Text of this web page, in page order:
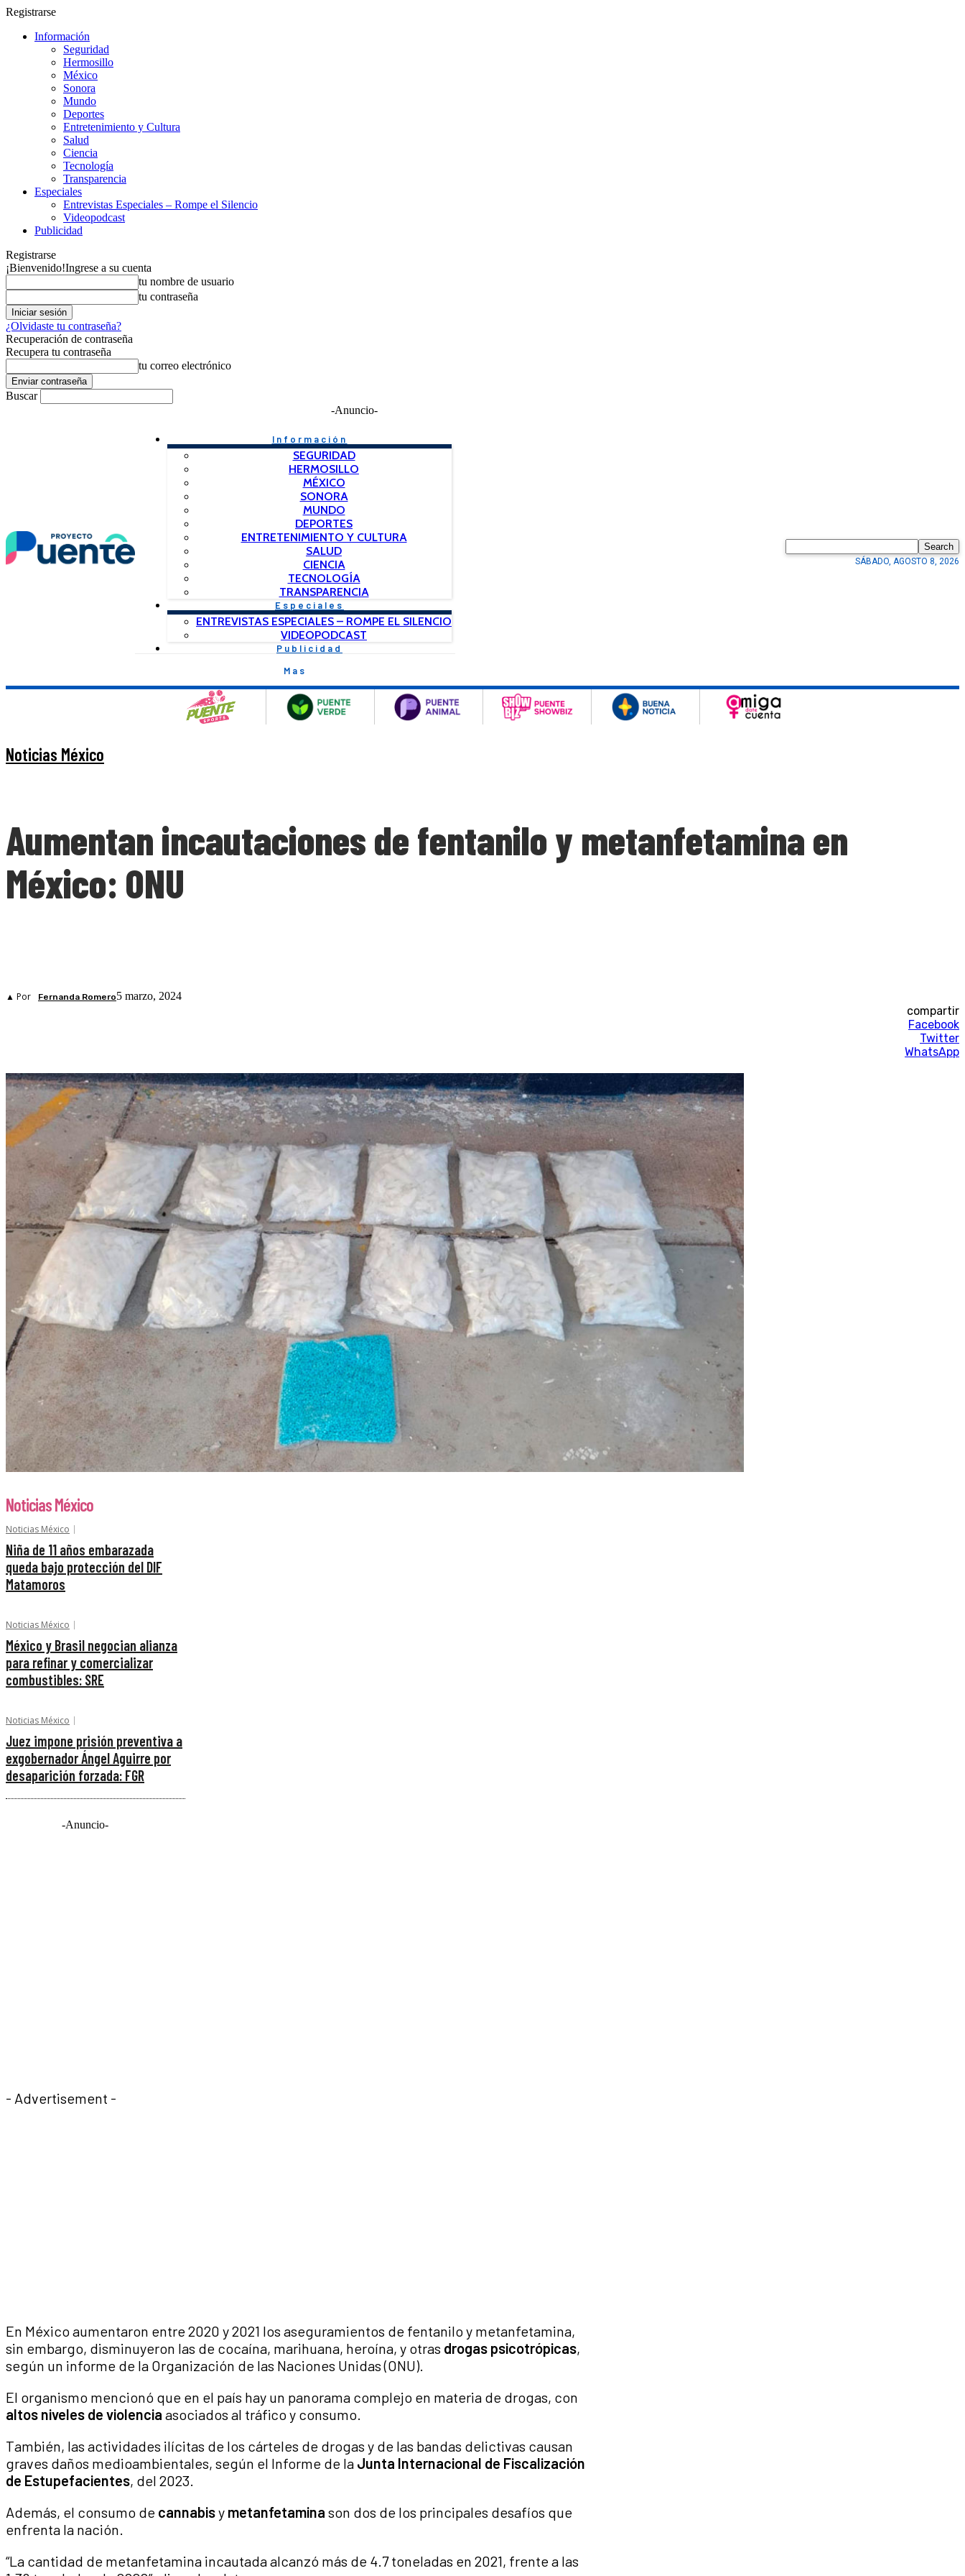
Registrarse
Información
Seguridad
Hermosillo
México
Sonora
Mundo
Deportes
Entretenimiento y Cultura
Salud
Ciencia
Tecnología
Transparencia
Especiales
Entrevistas Especiales – Rompe el Silencio
Videopodcast
Publicidad
Registrarse
¡Bienvenido!Ingrese a su cuenta
tu nombre de usuario
tu contraseña
¿Olvidaste tu contraseña?
Recuperación de contraseña
Recupera tu contraseña
tu correo electrónico
Buscar
-Anuncio-
Información
SEGURIDAD
HERMOSILLO
MÉXICO
SONORA
MUNDO
DEPORTES
ENTRETENIMIENTO Y CULTURA
SALUD
CIENCIA
TECNOLOGÍA
TRANSPARENCIA
Especiales
ENTREVISTAS ESPECIALES – ROMPE EL SILENCIO
VIDEOPODCAST
Publicidad
Mas
Search
SÁBADO, AGOSTO 8, 2026
Noticias México
Aumentan incautaciones de fentanilo y metanfetamina en
México: ONU
▲ Por Fernanda Romero5 marzo, 2024
compartir
Facebook
Twitter
WhatsApp
Noticias México
Noticias México
Niña de 11 años embarazada
queda bajo protección del DIF
Matamoros
Noticias México
México y Brasil negocian alianza
para refinar y comercializar
combustibles: SRE
Noticias México
Juez impone prisión preventiva a
exgobernador Ángel Aguirre por
desaparición forzada: FGR
-Anuncio-
- Advertisement -
En México aumentaron entre 2020 y 2021 los aseguramientos de fentanilo y metanfetamina,
sin embargo, disminuyeron las de cocaína, marihuana, heroína, y otras drogas psicotrópicas,
según un informe de la Organización de las Naciones Unidas (ONU).
El organismo mencionó que en el país hay un panorama complejo en materia de drogas, con
altos niveles de violencia asociados al tráfico y consumo.
También, las actividades ilícitas de los cárteles de drogas y de las bandas delictivas causan
graves daños medioambientales, según el Informe de la Junta Internacional de Fiscalización
de Estupefacientes, del 2023.
Además, el consumo de cannabisy metanfetamina son dos de los principales desafíos que
enfrenta la nación.
“La cantidad de metanfetamina incautada alcanzó más de 4.7 toneladas en 2021, frente a las